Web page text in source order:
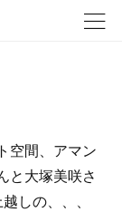
空間、アマン
と大塚美咲さ
しの、、、